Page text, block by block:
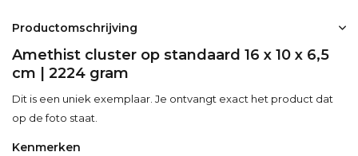
Productomschrijving
Amethist cluster op standaard 16 x 10 x 6,5
cm | 2224 gram
Dit is een uniek exemplaar. Je ontvangt exact het product dat
op de foto staat.
Kenmerken